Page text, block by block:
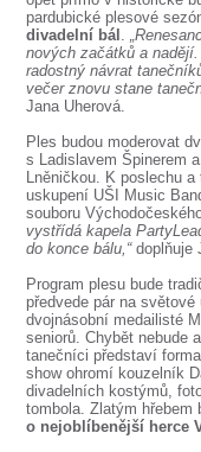
pardubické plesové
divadelní bál .
nových začátků a
radostný návrat
večer znovu stane
Jana Uherová.
Ples budou moderovat
s Ladislavem Špinerem
Lněničkou. K poslechu
uskupení UŠI Music
souboru
vystřídá kapela
do konce bálu,“doplňuje
Program plesu bude
předvede pár na
dvojnásobní medailisté
seniorů. Chybět nebude
tanečníci představí
show ohromí kouzelník
divadelních kostýmů,
tombola. Zlatým hřebem
o nejoblíbenější herce